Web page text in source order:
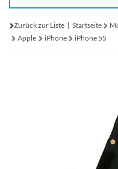
Zurück zur Liste Startseite
Apple
iPhone iPhone 5S